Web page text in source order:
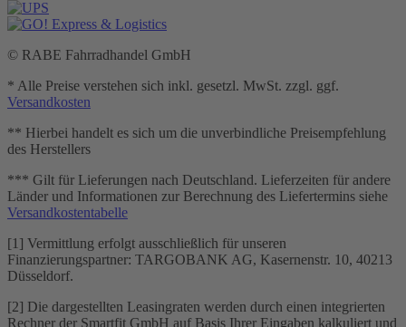
© RABE Fahrradhandel GmbH
* Alle Preise verstehen sich inkl. gesetzl. MwSt. zzgl. ggf.
Versandkosten
** Hierbei handelt es sich um die unverbindliche Preisempfehlung
des Herstellers
*** Gilt für Lieferungen nach Deutschland. Lieferzeiten für andere
Länder und Informationen zur Berechnung des Liefertermins siehe
Versandkostentabelle
[1] Vermittlung erfolgt ausschließlich für unseren
Finanzierungspartner: TARGOBANK AG, Kasernenstr. 10, 40213
Düsseldorf.
[2] Die dargestellten Leasingraten werden durch einen integrierten
Rechner der Smartfit GmbH auf Basis Ihrer Eingaben kalkuliert und